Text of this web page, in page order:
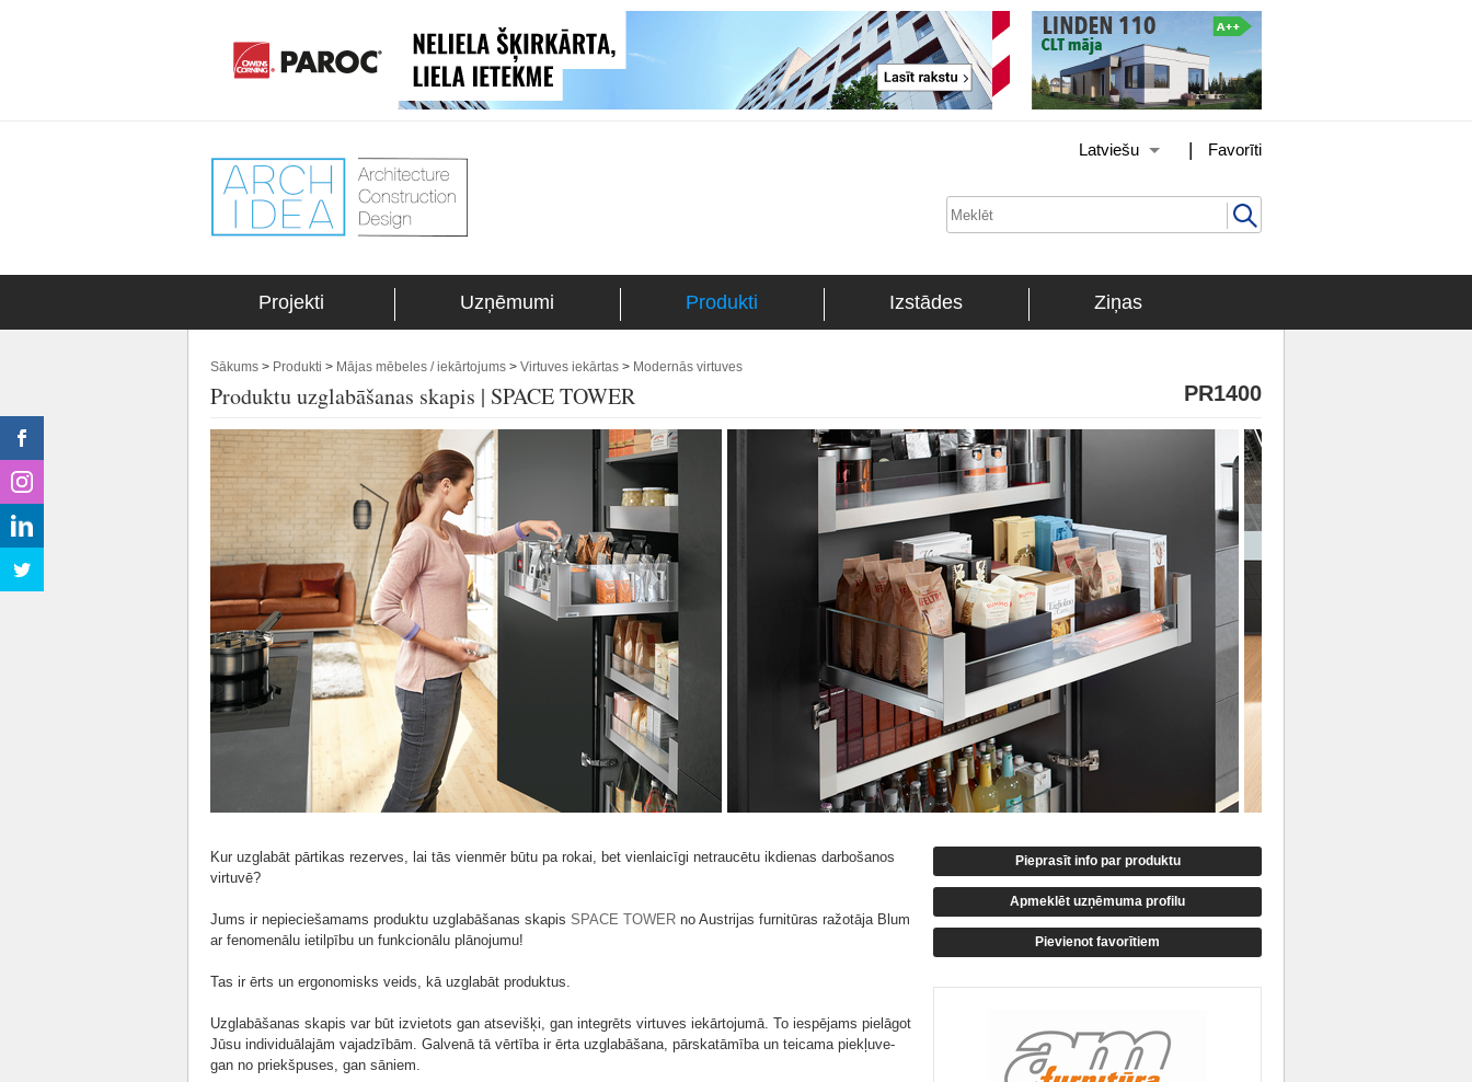
Favorīti
|
Latviešu
Projekti Uzņēmumi Produkti Izstādes Ziņas
Sākums > Produkti > Mājas mēbeles / iekārtojums > Virtuves iekārtas > Modernās virtuves
Produktu uzglabāšanas skapis | SPACE TOWER PR1400
Kur uzglabāt pārtikas rezerves, lai tās vienmēr būtu pa rokai, bet vienlaicīgi netraucētu ikdienas darbošanos
virtuvē?
Jums ir nepieciešamams produktu uzglabāšanas skapis SPACE TOWER no Austrijas furnitūras ražotāja Blum
ar fenomenālu ietilpību un funkcionālu plānojumu!
Tas ir ērts un ergonomisks veids, kā uzglabāt produktus.
Uzglabāšanas skapis var būt izvietots gan atsevišķi, gan integrēts virtuves iekārtojumā. To iespējams pielāgot
Jūsu individuālajām vajadzībām. Galvenā tā vērtība ir ērta uzglabāšana, pārskatāmība un teicama piekļuve-
gan no priekšpuses, gan sāniem.
Pieprasīt info par produktu
Apmeklēt uzņēmuma profilu
Pievienot favorītiem